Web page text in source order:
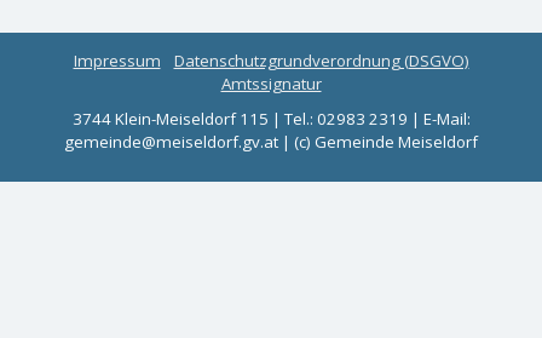
Impressum
Datenschutzgrundverordnung (DSGVO)
Amtssignatur
3744 Klein-Meiseldorf 115 | Tel.: 02983 2319 | E-Mail:
gemeinde@meiseldorf.gv.at | (c) Gemeinde Meiseldorf